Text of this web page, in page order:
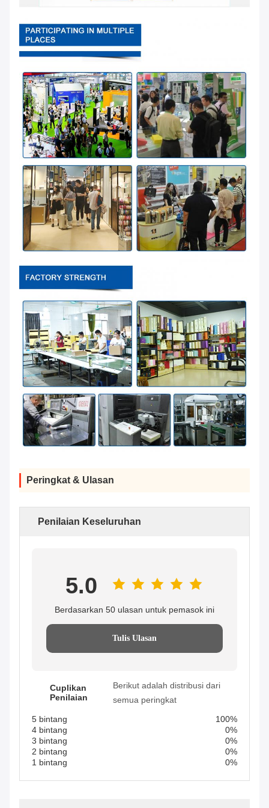
Peringkat & Ulasan
Penilaian Keseluruhan
5.0
Berdasarkan 50 ulasan untuk pemasok ini
Tulis Ulasan
Cuplikan
Penilaian
Berikut adalah distribusi dari
semua peringkat
5 bintang
100%
4 bintang
0%
3 bintang
0%
2 bintang
0%
1 bintang
0%